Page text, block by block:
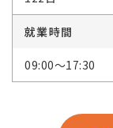
就業時間
09:00～17:30